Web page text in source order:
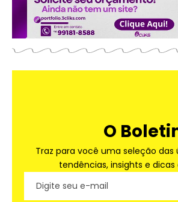
O
Traz para você uma seleção
tendências, insights e